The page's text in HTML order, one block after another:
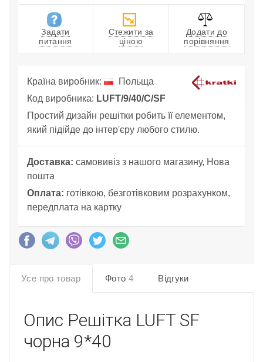
Задати
питання
Стежити за
ціною
Додати до
порівняння
Країна виробник:
Польща
Код виробника: LUFT/9/40/C/SF
Простий дизайн решітки робить її елементом,
який підійде до інтер'єру любого стилю.
Доставка: самовивіз з нашого магазину, Нова
пошта
Оплата: готівкою, безготівковим розрахунком,
передплата на картку
Усе про товар Фото 4 Відгуки
Опис Решітка LUFT SF
чорна 9*40